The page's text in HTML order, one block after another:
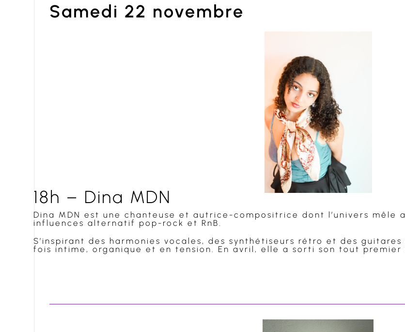
Samedi 22 novembre
18h – Dina MDN
Dina MDN est une chanteuse et autrice-compositrice dont l’univers mêle
influences alternatif pop-rock et RnB.
S’inspirant des harmonies vocales, des synthétiseurs rétro et des
fois intime, organique et en tension. En avril, elle a sorti son tout premier